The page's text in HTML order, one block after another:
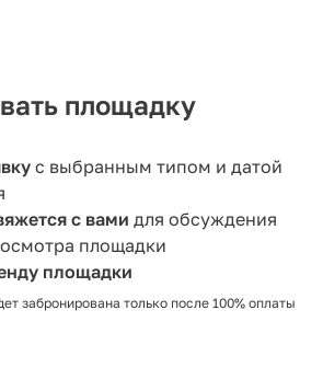
помещение с камином.
доставить блюда на столы.
специальной перегородки на
соответственно. Вы можете
зал целиком или выбрать одну
вашему усмотрению.
площадку
с выбранным типом и датой
с вами для обсуждения
площадки
площадки
забронирована только после 100% оплаты